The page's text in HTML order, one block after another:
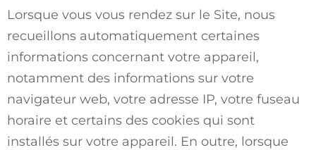
Lorsque vous vous rendez sur le Site, nous
recueillons automatiquement certaines
informations concernant votre appareil,
notamment des informations sur votre
navigateur web, votre adresse IP, votre fuseau
horaire et certains des cookies qui sont
installés sur votre appareil. En outre, lorsque